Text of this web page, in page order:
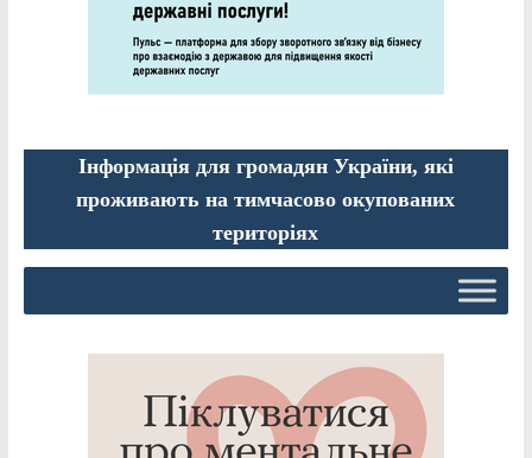
Інформація для громадян України, які
проживають на тимчасово окупованих
територіях